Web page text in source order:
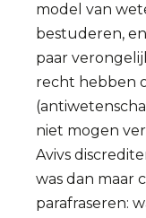
model van
bestuderen,
paar
recht hebben
niet mogen
Avivs
was dan maar
parafraseren: